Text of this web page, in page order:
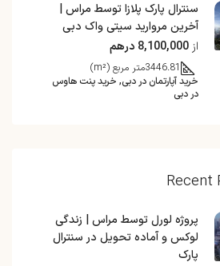
سنترال پارک پلازا توسط مراس |
آخرین مروارید سیتی واک دبی
از8,100,000 درهم
3446.81متر مربع (m²)
خرید آپارتمان در دبی, خرید پنت هاوس
در دبی
Recent
پروژه لورل توسط مراس | زندگی
لوکس و آماده تحویل در سنترال
پارک